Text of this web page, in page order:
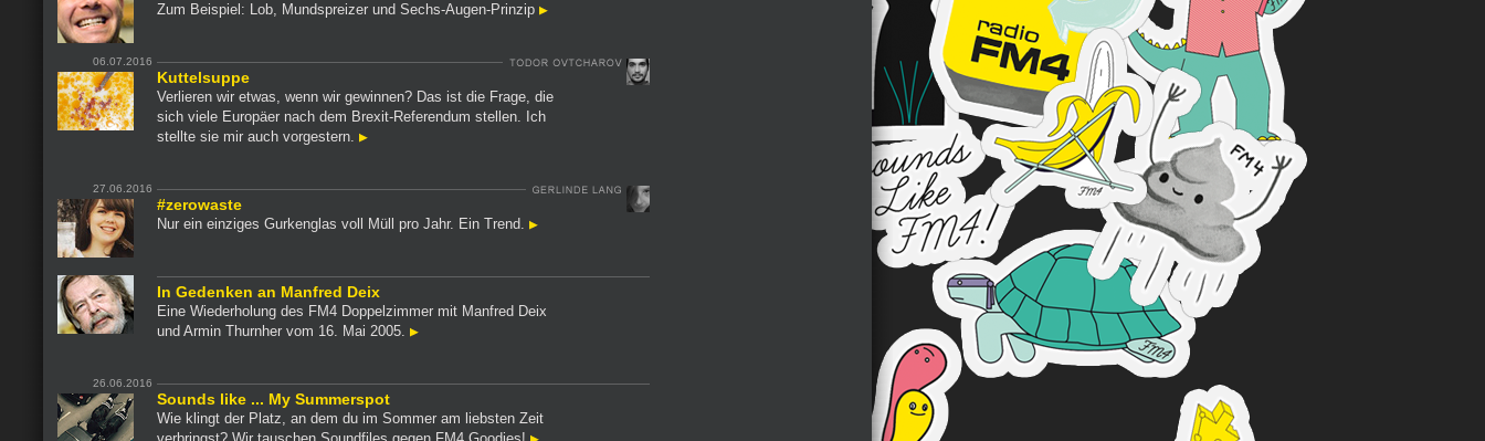
Zum Beispiel: Lob, Mundspreizer und Sechs-Augen-Prinzip
06.07.2016
Kuttelsuppe
Verlieren wir etwas, wenn wir gewinnen? Das ist die Frage, die
sich viele Europäer nach dem Brexit-Referendum stellen. Ich
stellte sie mir auch vorgestern.
27.06.2016
#zerowaste
Nur ein einziges Gurkenglas voll Müll pro Jahr. Ein Trend.
In Gedenken an Manfred Deix
Eine Wiederholung des FM4 Doppelzimmer mit Manfred Deix
und Armin Thurnher vom 16. Mai 2005.
26.06.2016
Sounds like ... My Summerspot
Wie klingt der Platz, an dem du im Sommer am liebsten Zeit